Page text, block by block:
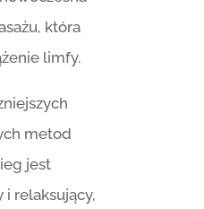
która
limfy.
metod
jest
i relaksujący,